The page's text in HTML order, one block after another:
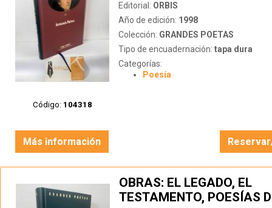
Código: 104318
Editorial: ORBIS
Año de edición: 1998
Colección: GRANDES POETAS
Tipo de encuadernación: tapa dura
Categorías:
Poesía
Más información
OBRAS: EL LEGADO, EL
TESTAMENTO, POESÍAS